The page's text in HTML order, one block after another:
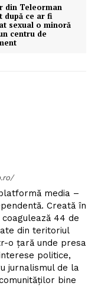
din Teleorman
după ce ar fi
sexual o minoră
centru de
media –
Creată în
coagulează 44 de
din teritoriul
o țară unde presa
politice,
jurnalismul de la
bine